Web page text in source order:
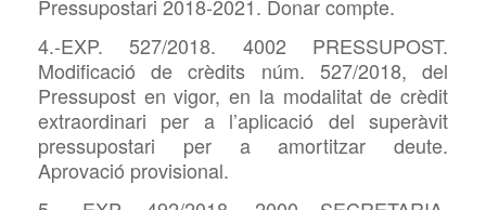
Pressupostari 2018-2021. Donar compte.
4.-EXP. 527/2018. 4002 PRESSUPOST.
Modificació de crèdits núm. 527/2018, del
Pressupost en vigor, en la modalitat de crèdit
extraordinari per a l’aplicació del superàvit
pressupostari per a amortitzar deute.
Aprovació provisional.